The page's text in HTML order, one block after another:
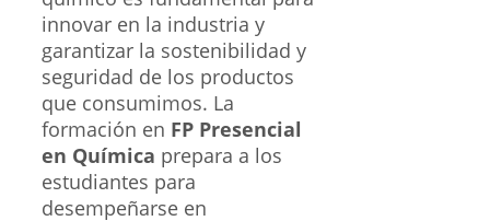
innovar en la industria y
garantizar la sostenibilidad y
seguridad de los productos
que consumimos. La
formación en FP Presencial
en Química prepara a los
estudiantes para
desempeñarse en